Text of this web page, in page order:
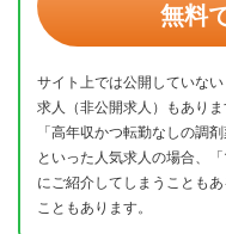
無料
サイト上では公開していない
求人（非公開求人）もあり
「高年収かつ転勤なしの調
といった人気求人の場合、
にご紹介してしまうことも
こともあります。